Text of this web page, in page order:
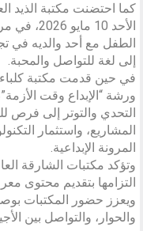
كما احتضنت مكتبة الذيد
الأحد 10
الطفل مع أحد والديه في
إلى لغة للتواصل والمحبة.
في حين قدمت مكتبة كلباء
ورشة “الإبداع وقت
التحدي والتوتر إلى فرص
المشاريع، واستثمار
المرونة الإبداعية.
وتؤكد مكتبات الشارقة
التزامها بتقديم محتوى
ويعزز حضور المكتبات
والحوار، والتواصل بين